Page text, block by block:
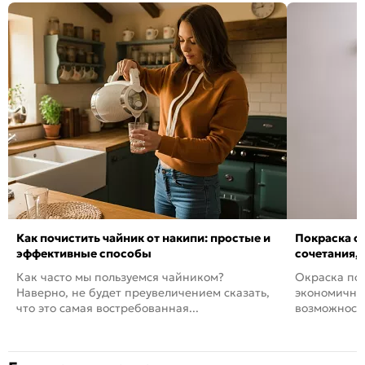
Как почистить чайник от накипи: простые и
эффективные способы
Как часто мы пользуемся чайником?
Наверно, не будет преувеличением сказать,
что это самая востребованная...
Покраска
сочетания,
Окраска